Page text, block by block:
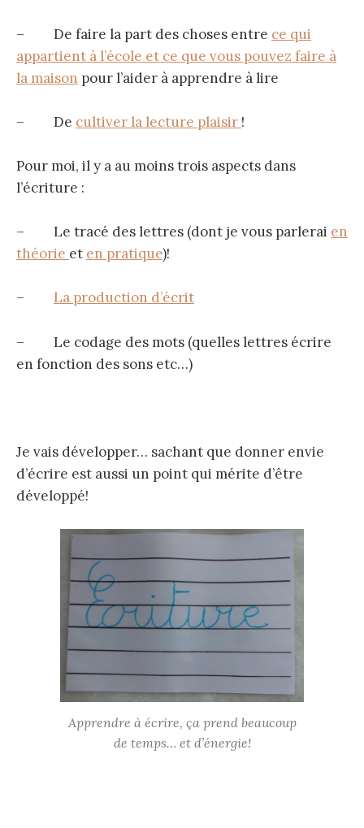
– De faire la part des choses entre ce qui
appartient à l’école et ce que vous pouvez faire à
la maison pour l’aider à apprendre à lire
– De cultiver la lecture plaisir !
Pour moi, il y a au moins trois aspects dans
l’écriture :
– Le tracé des lettres (dont je vous parlerai en
théorie et en pratique)!
– La production d’écrit
– Le codage des mots (quelles lettres écrire
en fonction des sons etc…)
Je vais développer… sachant que donner envie
d’écrire est aussi un point qui mérite d’être
développé!
Apprendre à écrire, ça prend beaucoup
de temps… et d’énergie!